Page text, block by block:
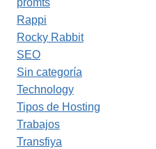
promts
Rappi
Rocky Rabbit
SEO
Sin categoría
Technology
Tipos de Hosting
Trabajos
Transfiya